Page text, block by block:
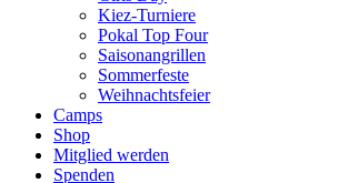
Kiez-Turniere
Pokal Top Four
Saisonangrillen
Sommerfeste
Weihnachtsfeier
Camps
Shop
Mitglied werden
Spenden